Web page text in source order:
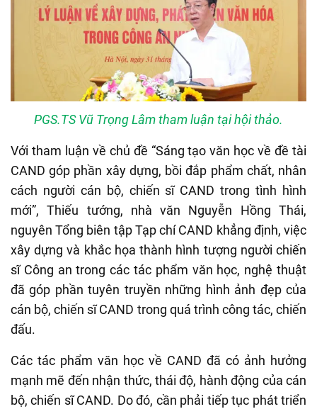
PGS.TS Vũ Trọng Lâm tham luận tại hội thảo.
Với tham luận về chủ đề “Sáng tạo văn học về đề tài
CAND góp phần xây dựng, bồi đắp phẩm chất, nhân
cách người cán bộ, chiến sĩ CAND trong tình hình
mới”, Thiếu tướng, nhà văn Nguyễn Hồng Thái,
nguyên Tổng biên tập Tạp chí CAND khẳng định, việc
xây dựng và khắc họa thành hình tượng người chiến
sĩ Công an trong các tác phẩm văn học, nghệ thuật
đã góp phần tuyên truyền những hình ảnh đẹp của
cán bộ, chiến sĩ CAND trong quá trình công tác, chiến
đấu.
Các tác phẩm văn học về CAND đã có ảnh hưởng
mạnh mẽ đến nhận thức, thái độ, hành động của cán
bộ, chiến sĩ CAND. Do đó, cần phải tiếp tục phát triển